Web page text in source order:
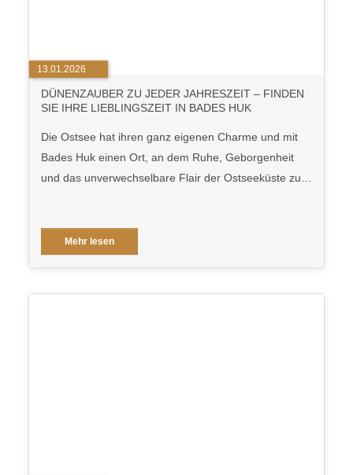
13.01.2026
DÜNENZAUBER ZU JEDER JAHRESZEIT – FINDEN
SIE IHRE LIEBLINGSZEIT IN BADES HUK
Die Ostsee hat ihren ganz eigenen Charme und mit
Bades Huk einen Ort, an dem Ruhe, Geborgenheit
und das unverwechselbare Flair der Ostseeküste zu…
Mehr lesen